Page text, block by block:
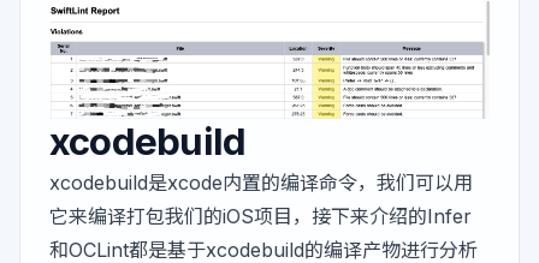
xcodebuild
xcodebuild是xcode内置的编译命令，我们可以用
它来编译打包我们的iOS项目，接下来介绍的Infer
和OCLint都是基于xcodebuild的编译产物进行分析